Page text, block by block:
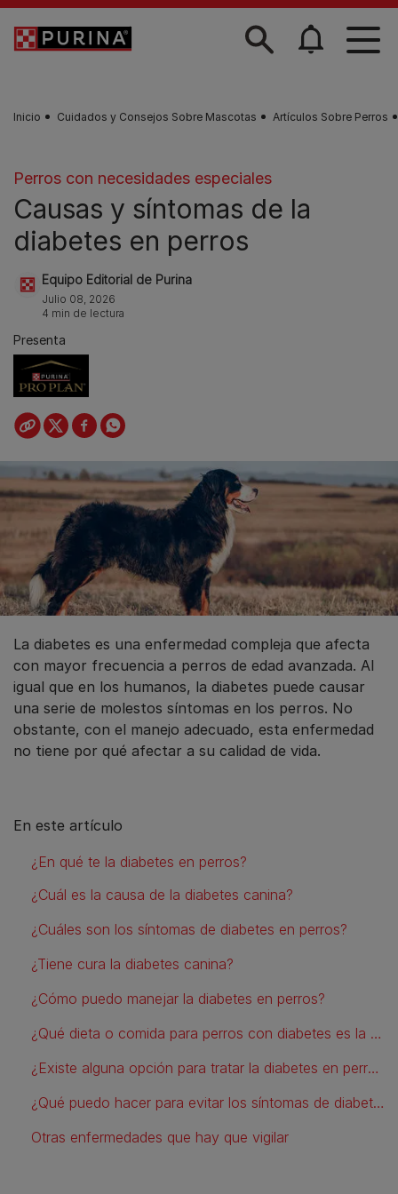
Skip to main content
Inicio Cuidados y Consejos Sobre Mascotas Artículos Sobre Perros
Perros con necesidades especiales
Causas y síntomas de la
diabetes en perros
Equipo Editorial de Purina
Julio 08, 2026
4 min de lectura
Presenta
La diabetes es una enfermedad compleja que afecta
con mayor frecuencia a perros de edad avanzada. Al
igual que en los humanos, la diabetes puede causar
una serie de molestos síntomas en los perros. No
obstante, con el manejo adecuado, esta enfermedad
no tiene por qué afectar a su calidad de vida.
En este artículo
¿En qué te la diabetes en perros?
¿Cuál es la causa de la diabetes canina?
¿Cuáles son los síntomas de diabetes en perros?
¿Tiene cura la diabetes canina?
¿Cómo puedo manejar la diabetes en perros?
¿Qué dieta o comida para perros con diabetes es la más recomendada?
¿Existe alguna opción para tratar la diabetes en perros sin insulina?
¿Qué puedo hacer para evitar los síntomas de diabetes en perros?
Otras enfermedades que hay que vigilar